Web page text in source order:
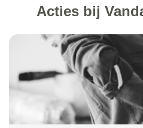
Acties bij